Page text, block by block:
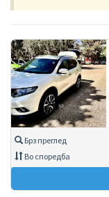
Брз преглед
Во споредба